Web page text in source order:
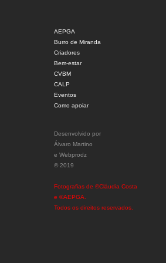
AEPGA
Burro de Miranda
Criadores
Bem-estar
CVBM
CALP
Eventos
Como apoiar
Desenvolvido por
Álvaro Martino
e Webprodz
© 2019
Fotografias de ©Cláudia Costa
e ©AEPGA.
Todos os direitos reservados.